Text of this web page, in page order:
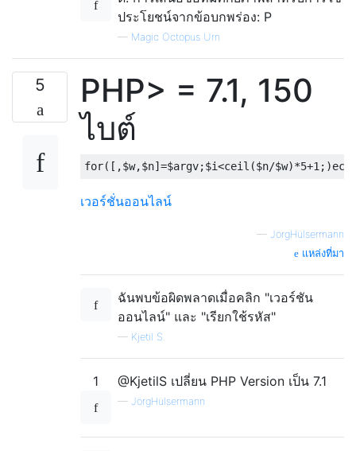
ประโยชน์จากข้อบกพร่อง: P
— Magic Octopus Urn
5
PHP> = 7.1, 150
ไบต์
เวอร์ชั่นออนไลน์
— JörgHülsermann
แหล่งที่มา
ฉันพบข้อผิดพลาดเมื่อคลิก "เวอร์ชัน
ออนไลน์" และ "เรียกใช้รหัส"
— Kjetil S.
1 @KjetilS เปลี่ยน PHP Version เป็น 7.1
— JörgHülsermann